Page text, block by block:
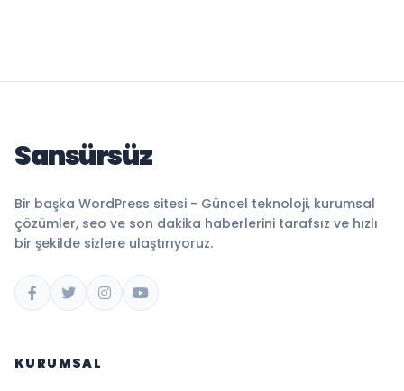
Sansürsüz
Bir başka WordPress sitesi - Güncel teknoloji, kurumsal
çözümler, seo ve son dakika haberlerini tarafsız ve hızlı
bir şekilde sizlere ulaştırıyoruz.
KURUMSAL